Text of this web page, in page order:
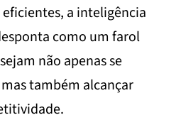
a inteligência
como um farol
não apenas se
também alcançar